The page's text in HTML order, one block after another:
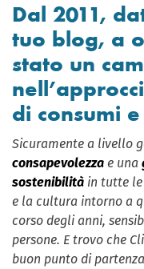
Dal 2011,
tuo blog, a
stato un
di consumi
Sicuramente a livello
consapevolezza e una
sostenibilità in tutte
e la cultura intorno a
corso degli anni,
persone. E trovo che
buon punto di